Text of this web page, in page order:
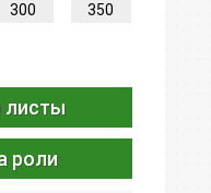
300 350
листы
роли